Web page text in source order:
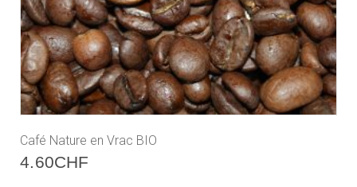
Café Nature en Vrac BIO
4.60CHF